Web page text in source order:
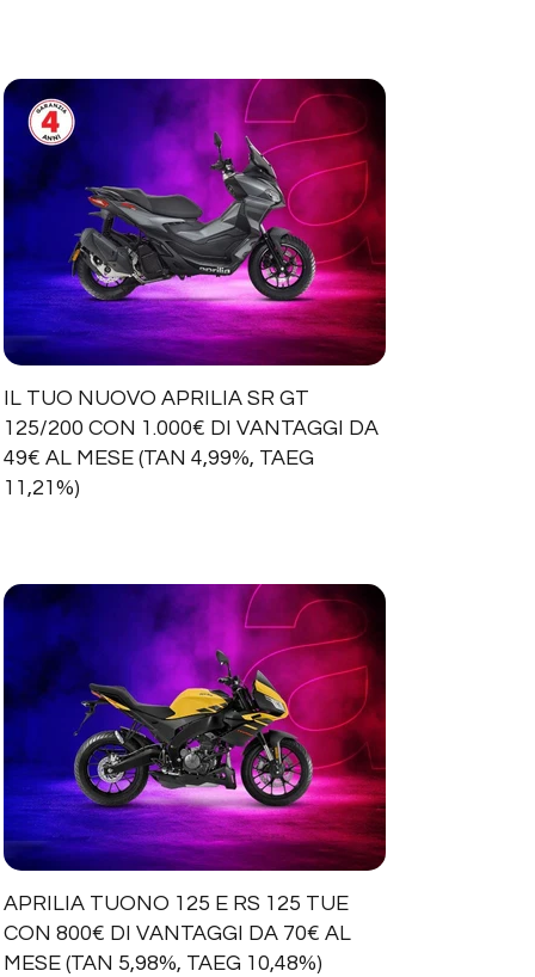
IL TUO NUOVO APRILIA SR GT
125/200 CON 1.000€ DI VANTAGGI DA
49€ AL MESE (TAN 4,99%, TAEG
11,21%)
APRILIA TUONO 125 E RS 125 TUE
CON 800€ DI VANTAGGI DA 70€ AL
MESE (TAN 5,98%, TAEG 10,48%)